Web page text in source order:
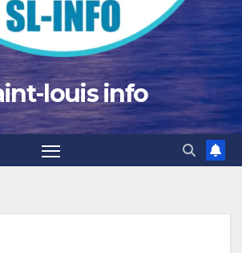
louis info